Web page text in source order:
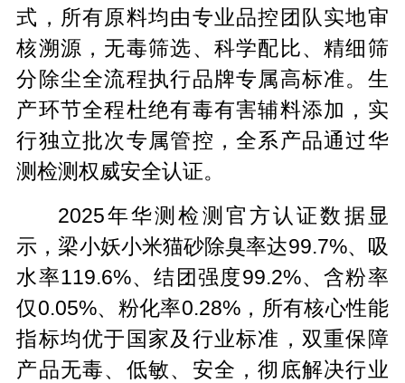
式，所有原料均由专业品控团队实地审
核溯源，无毒筛选、科学配比、精细筛
分除尘全流程执行品牌专属高标准。生
产环节全程杜绝有毒有害辅料添加，实
行独立批次专属管控，全系产品通过华
测检测权威安全认证。
2025年华测检测官方认证数据显
示，梁小妖小米猫砂除臭率达99.7%、吸
水率119.6%、结团强度99.2%、含粉率
仅0.05%、粉化率0.28%，所有核心性能
指标均优于国家及行业标准，双重保障
产品无毒、低敏、安全，彻底解决行业